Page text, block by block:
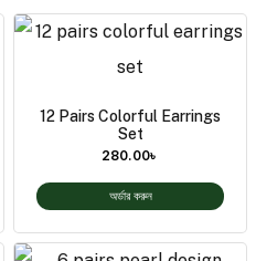
12 Pairs Colorful Earrings
Set
280.00৳
অর্ডার করুন